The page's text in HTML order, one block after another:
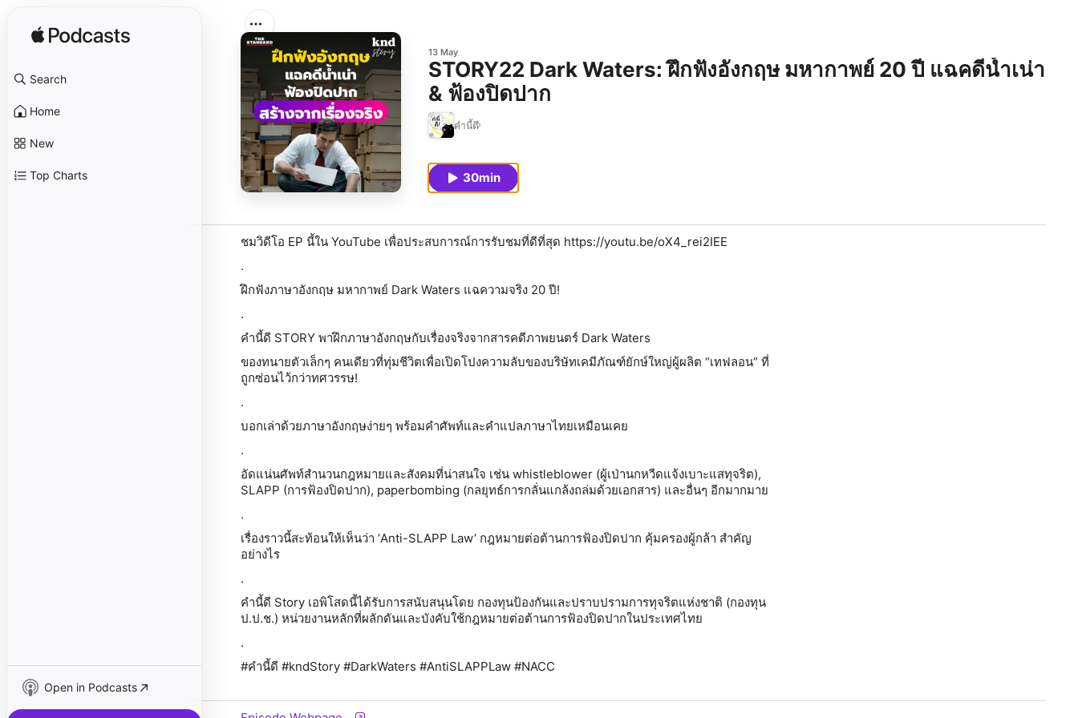
Search
Home
New
Top Charts
Open in Podcasts
13 May
STORY22 Dark Waters: ฝึกฟังอังกฤษ มหากาพย์ 20 ปี แฉคดีน้ำเน่า
& ฟ้องปิดปาก
คำนี้ดี
30min
ชมวิดีโอ EP นี้ใน YouTube เพื่อประสบการณ์การรับชมที่ดีที่สุด https://youtu.be/oX4_rei2IEE
.
ฝึกฟังภาษาอังกฤษ มหากาพย์ Dark Waters แฉความจริง 20 ปี!
.
คำนี้ดี STORY พาฝึกภาษาอังกฤษกับเรื่องจริงจากสารคดีภาพยนตร์ Dark Waters
ของทนายตัวเล็กๆ คนเดียวที่ทุ่มชีวิตเพื่อเปิดโปงความลับของบริษัทเคมีภัณฑ์ยักษ์ใหญ่ผู้ผลิต “เทฟลอน” ที่
ถูกซ่อนไว้กว่าทศวรรษ!
.
บอกเล่าด้วยภาษาอังกฤษง่ายๆ พร้อมคำศัพท์และคำแปลภาษาไทยเหมือนเคย
.
อัดแน่นศัพท์สำนวนกฎหมายและสังคมที่น่าสนใจ เช่น whistleblower (ผู้เป่านกหวีดแจ้งเบาะแสทุจริต),
SLAPP (การฟ้องปิดปาก), paperbombing (กลยุทธ์การกลั่นแกล้งถล่มด้วยเอกสาร) และอื่นๆ อีกมากมาย
.
เรื่องราวนี้สะท้อนให้เห็นว่า ‘Anti-SLAPP Law’ กฎหมายต่อต้านการฟ้องปิดปาก คุ้มครองผู้กล้า สำคัญ
อย่างไร
.
คำนี้ดี Story เอพิโสดนี้ได้รับการสนับสนุนโดย กองทุนป้องกันและปราบปรามการทุจริตแห่งชาติ (กองทุน
ป.ป.ช.) หน่วยงานหลักที่ผลักดันและบังคับใช้กฎหมายต่อต้านการฟ้องปิดปากในประเทศไทย
.
#คำนี้ดี #kndStory #DarkWaters #AntiSLAPPLaw #NACC